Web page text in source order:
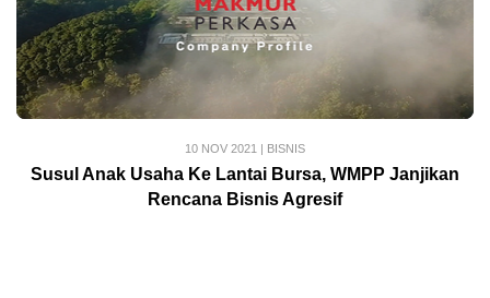
10 NOV 2021 BISNIS
Susul Anak Usaha Ke Lantai Bursa, WMPP Janjikan
Rencana Bisnis Agresif